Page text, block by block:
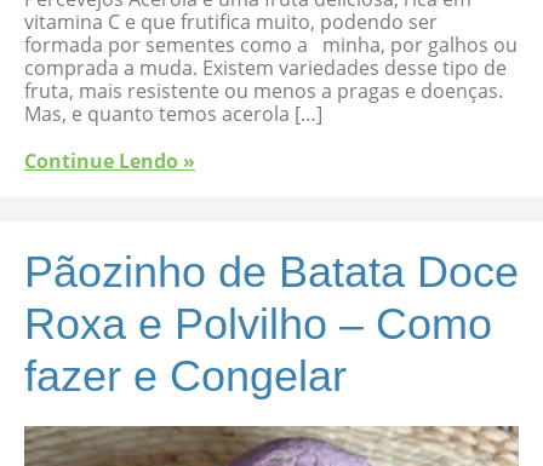
vitamina C e que frutifica muito, podendo ser
formada por sementes como a minha, por galhos ou
comprada a muda. Existem variedades desse tipo de
fruta, mais resistente ou menos a pragas e doenças.
Mas, e quanto temos acerola […]
Continue Lendo »
Pãozinho de Batata Doce
Roxa e Polvilho – Como
fazer e Congelar